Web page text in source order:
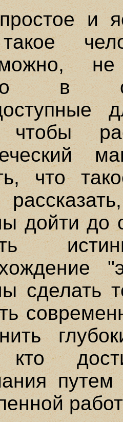
и
в
чтобы
что
дойти до
сделать